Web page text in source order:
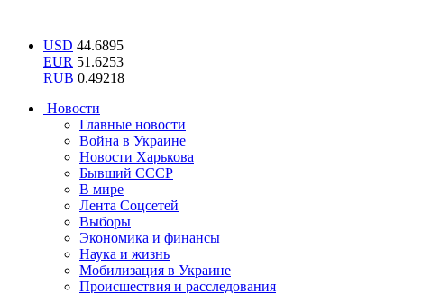
USD 44.6895
EUR 51.6253
RUB 0.49218
Новости
Главные новости
Война в Украине
Новости Харькова
Бывший СССР
В мире
Лента Соцсетей
Выборы
Экономика и финансы
Наука и жизнь
Мобилизация в Украине
Происшествия и расследования